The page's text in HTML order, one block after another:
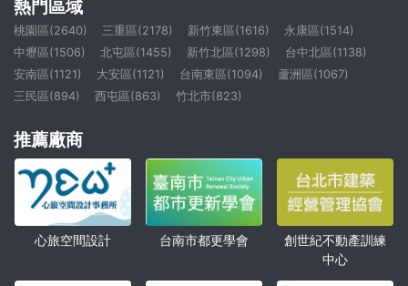
熱門區域
桃園區(2640) 三重區(2178) 新竹東區(1616)
永康區(1514)
中壢區(1506)
北屯區(1455) 新竹北區(1298)
台中北區(1138)
安南區(1121)
大安區(1121) 台南東區(1094)
蘆洲區(1067)
三民區(894)
西屯區(863) 竹北市(823)
推薦廠商
心旅空間設計 台南市都更學會
創世紀不動產訓練
中心